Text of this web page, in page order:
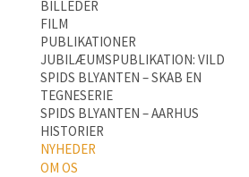
BILLEDER
FILM
PUBLIKATIONER
JUBILÆUMSPUBLIKATION: VILD
SPIDS BLYANTEN – SKAB EN
TEGNESERIE
SPIDS BLYANTEN – AARHUS
HISTORIER
NYHEDER
OM OS